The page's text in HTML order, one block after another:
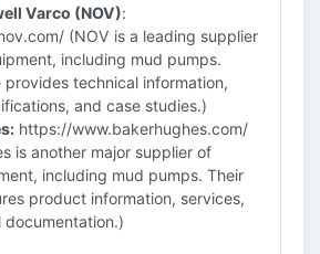
Varco (NOV):
(NOV is a leading supplier
including mud pumps.
provides technical information,
and case studies.)
https://www.bakerhughes.com/
is another major supplier of
including mud pumps. Their
product information, services,